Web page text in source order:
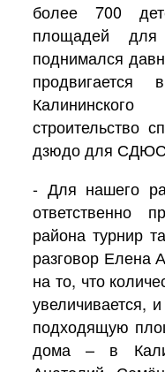
более 700
площадей для
поднимался
продвигается
строительство
дзюдо для
- Для нашего
ответственно
района турнир
разговор Елена
на то, что
увеличивается,
подходящую
дома – в